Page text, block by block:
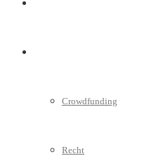
Crowdfunding
Recht